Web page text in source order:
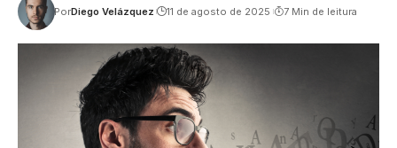
PorDiego Velázquez 11 de agosto de 2025 7 Min de leitura